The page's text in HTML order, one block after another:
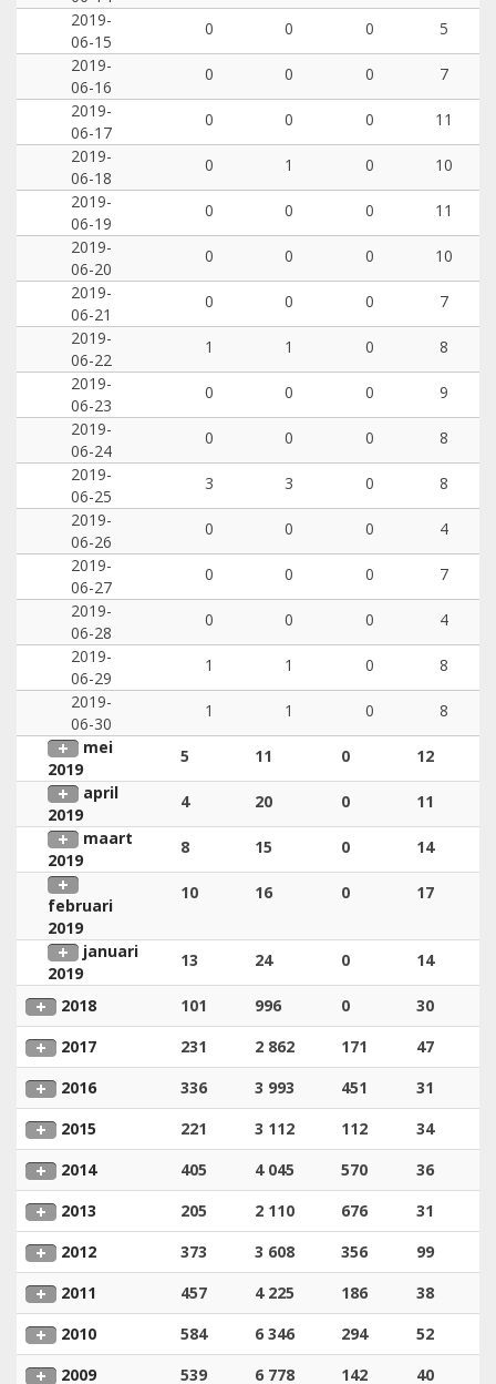
2019-
06-15
0 0 0
5
2019-
06-16
0 0 0
7
2019-
06-17
0 0 0
11
2019-
06-18
0 1 0
10
2019-
06-19
0 0 0
11
2019-
06-20
0 0 0
10
2019-
06-21
0 0 0
7
2019-
06-22
1 1 0
8
2019-
06-23
0 0 0
9
2019-
06-24
0 0 0
8
2019-
06-25
3 3 0
8
2019-
06-26
0 0 0
4
2019-
06-27
0 0 0
7
2019-
06-28
0 0 0
4
2019-
06-29
1 1 0
8
2019-
06-30
1 1 0
8
mei
2019
5 11 0
12
april
2019
4 20 0
11
maart
2019
8 15 0 14
februari
2019
10 16 0 17
januari
2019
13 24 0 14
2018 101 996 0
30
2017
231 2 862 171
47
2016
336 3 993 451
31
2015
221 3 112 112
34
2014
405 4 045 570
36
2013
205 2 110 676
31
2012
373 3 608 356
99
2011
457 4 225 186
38
2010
584 6 346 294
52
2009
539 6 778 142 40